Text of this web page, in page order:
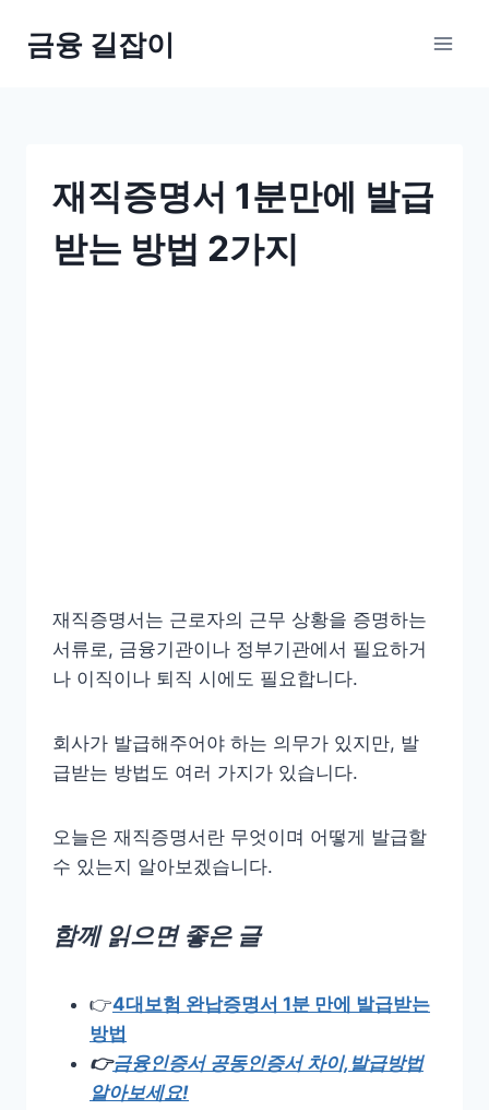
금융 길잡이
재직증명서 1분만에 발급
받는 방법 2가지
재직증명서는 근로자의 근무 상황을 증명하는
서류로, 금융기관이나 정부기관에서 필요하거
나 이직이나 퇴직 시에도 필요합니다.
회사가 발급해주어야 하는 의무가 있지만, 발
급받는 방법도 여러 가지가 있습니다.
오늘은 재직증명서란 무엇이며 어떻게 발급할
수 있는지 알아보겠습니다.
함께 읽으면 좋은 글
👉4대보험 완납증명서 1분 만에 발급받는
방법
👉금융인증서 공동인증서 차이,발급방법
알아보세요!